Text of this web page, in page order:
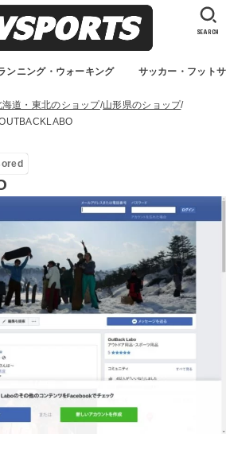
ンニング・ウォーキング サッカー・フット
SEARCH
海道・東北のショップ 山形県のショップ